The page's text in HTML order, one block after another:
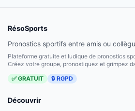
RésoSports
Pronostics sportifs entre amis ou
Plateforme gratuite et ludique de pronostics
Créez votre groupe, pronostiquez et grimpez
✅ GRATUIT
🔒 RGPD
Découvrir